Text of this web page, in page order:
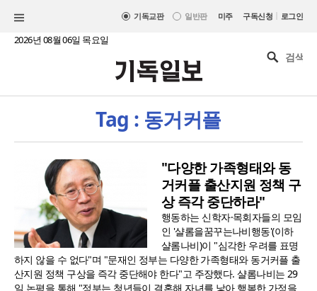
기독교판 일반판 미주 구독신청 | 로그인
2026년 08월 06일 목요일
Tag : 동거커플
"다양한 가족형태와 동
거커플 출산지원 정책 구
상 즉각 중단하라"
행동하는 신학자·목회자들의 모임
인 '샬롬을꿈꾸는나비행동'(이하
샬롬나비)이 "심각한 우려를 표명
하지 않을 수 없다"며 "문재인 정부는 다양한 가족형태와 동거커플 출
산지원 정책 구상을 즉각 중단해야 한다"고 주장했다. 샬롬나비는 29
일 논평을 통해 "정부는 청년들이 결혼해 자녀를 낳아 행복한 가정을